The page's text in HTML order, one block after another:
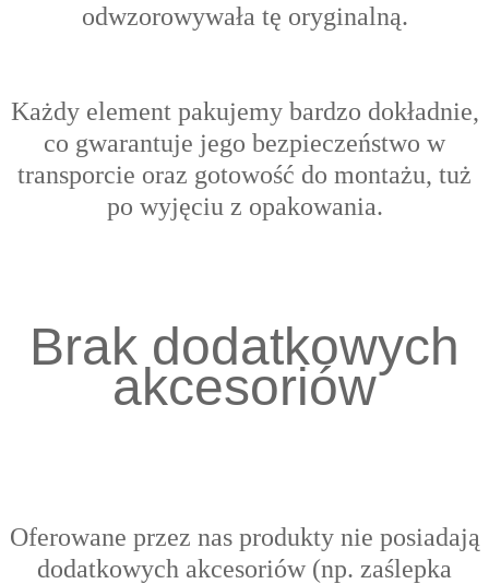
odwzorowywała tę oryginalną.
Każdy element pakujemy bardzo dokładnie,
co gwarantuje jego bezpieczeństwo w
transporcie oraz gotowość do montażu, tuż
po wyjęciu z opakowania.
Brak dodatkowych
akcesoriów
Oferowane przez nas produkty nie posiadają
dodatkowych akcesoriów (np. zaślepka